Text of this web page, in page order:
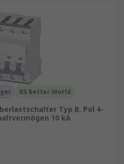
RS Better World
Typ B, Pol 4-
10 kA